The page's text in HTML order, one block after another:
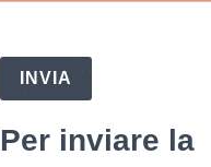
INVIA
Per inviare la